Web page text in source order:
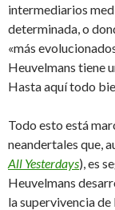
intermediarios
determinada, o
«más
Heuvelmans tiene
Hasta aquí todo
Todo esto está
neandertales que,
All Yesterdays), es
Heuvelmans
la supervivencia